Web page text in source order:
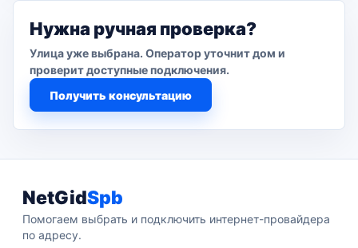
Нужна ручная проверка?
Улица уже выбрана. Оператор уточнит дом и
проверит доступные подключения.
Получить консультацию
NetGidSpb
Помогаем выбрать и подключить интернет-провайдера
по адресу.